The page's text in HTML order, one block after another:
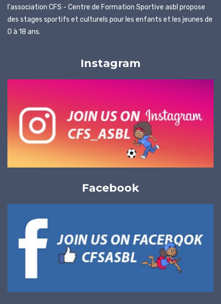
l'association CFS - Centre de Formation Sportive asbl propose
des stages sportifs et culturels pour les enfants et les jeunes de
0 à 18 ans.
Instagram
Facebook